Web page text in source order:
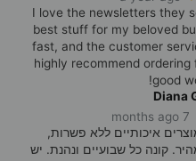
I love the newsletters they
best stuff for my beloved
fast, and the customer
highly recommend ordering
good
Diana
7 months ago
איכותיים ללא פשרות,
קונה כל שבועיים ונהנת. יש